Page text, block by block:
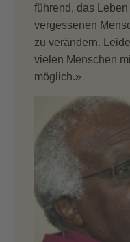
führend, das
vergessenen
zu verändern.
vielen Menschen
möglich.»